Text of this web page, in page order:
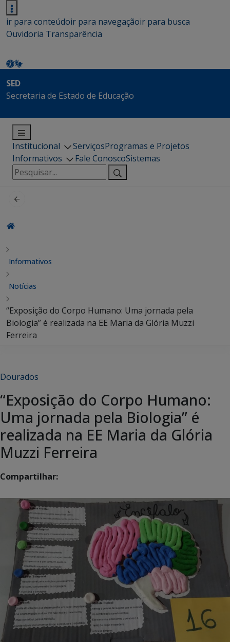
ir para conteúdoir para navegaçãoir para busca
Ouvidoria Transparência
SED
Secretaria de Estado de Educação
Institucional ServiçosProgramas e Projetos
Informativos
Fale ConoscoSistemas
Pesquisar
por:
Informativos
Notícias
“Exposição do Corpo Humano: Uma jornada pela
Biologia” é realizada na EE Maria da Glória Muzzi
Ferreira
Dourados
“Exposição do Corpo Humano:
Uma jornada pela Biologia” é
realizada na EE Maria da Glória
Muzzi Ferreira
Compartilhar: